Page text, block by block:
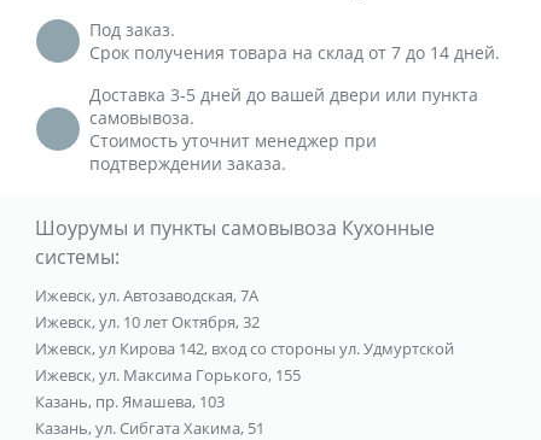
Под заказ.
Срок получения товара на склад от 7 до 14 дней.
Доставка 3-5 дней до вашей двери или пункта
самовывоза.
Стоимость уточнит менеджер при
подтверждении заказа.
Шоурумы и пункты самовывоза Кухонные
системы:
Ижевск, ул. Автозаводская, 7А
Ижевск, ул. 10 лет Октября, 32
Ижевск, ул Кирова 142, вход со стороны ул. Удмуртской
Ижевск, ул. Максима Горького, 155
Казань, пр. Ямашева, 103
Казань, ул. Сибгата Хакима, 51